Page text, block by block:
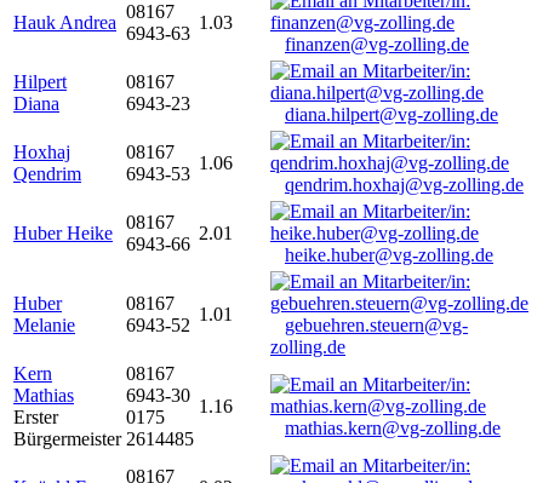
Hauk Andrea
08167
6943-63
1.03
finanzen@vg-zolling.de
Hilpert
Diana
08167
6943-23
diana.hilpert@vg-zolling.de
Hoxhaj
Qendrim
08167
6943-53
1.06
qendrim.hoxhaj@vg-zolling.de
Huber Heike
08167
6943-66
2.01
heike.huber@vg-zolling.de
Huber
Melanie
08167
6943-52
1.01
gebuehren.steuern@vg-
zolling.de
Kern
Mathias
Erster
Bürgermeister
08167
6943-30
0175
2614485
1.16
mathias.kern@vg-zolling.de
08167